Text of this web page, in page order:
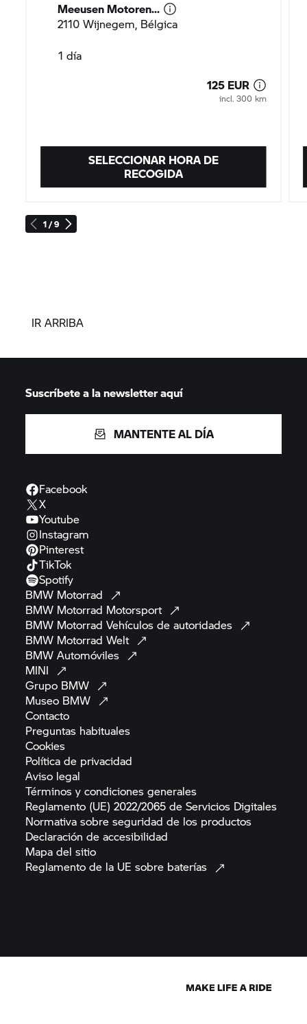
1 / 9
SELECCIONAR HORA DE
RECOGIDA
Meeusen Motoren...
2110 Wijnegem, Bélgica
1 día
125 EUR
incl. 300 km
IR ARRIBA
Suscríbete a la newsletter aquí
MANTENTE AL DÍA
Facebook
X
Youtube
Instagram
Pinterest
TikTok
Spotify
BMW Motorrad
BMW Motorrad Motorsport
BMW Motorrad Vehículos deautoridades
BMW Motorrad Welt
BMWAutomóviles
MINI
Grupo BMW
Museo BMW
Contacto
Preguntas habituales
Cookies
Política de privacidad
Aviso legal
Términos y condicionesgenerales
Reglamento (UE) 2022/2065 de Servicios Digitales
Normativa sobre seguridad de los productos
Declaración deaccesibilidad
Mapa delsitio
Reglamento de la UE sobre baterías